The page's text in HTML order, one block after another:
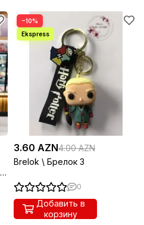
−10%
3.60 AZN4.00 AZN
Brelok \ Брелок 3
0
Добавить в
корзину